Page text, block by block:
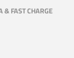
& FAST CHARGE